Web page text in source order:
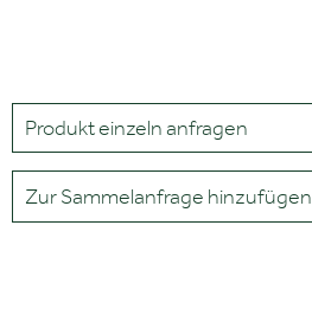
Produkt einzeln anfragen
Zur Sammelanfrage hinzufügen